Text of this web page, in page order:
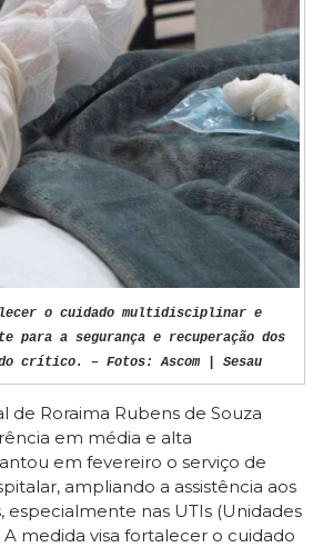
o cuidado multidisciplinar e
para a segurança e recuperação dos
crítico. – Fotos: Ascom | Sesau
de Roraima Rubens de Souza
em média e alta
em fevereiro o serviço de
ampliando a assistência aos
especialmente nas UTIs (Unidades
A medida visa fortalecer o cuidado